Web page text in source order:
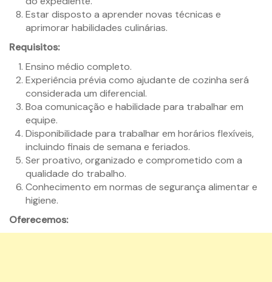
Estar disposto a aprender novas técnicas e
aprimorar habilidades culinárias.
Requisitos:
Ensino médio completo.
Experiência prévia como ajudante de cozinha será
considerada um diferencial.
Boa comunicação e habilidade para trabalhar em
equipe.
Disponibilidade para trabalhar em horários flexíveis,
incluindo finais de semana e feriados.
Ser proativo, organizado e comprometido com a
qualidade do trabalho.
Conhecimento em normas de segurança alimentar e
higiene.
Oferecemos: